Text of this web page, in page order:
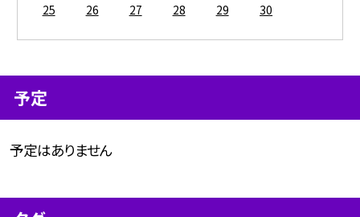
25
26 27 28 29 30
予定
予定はありません